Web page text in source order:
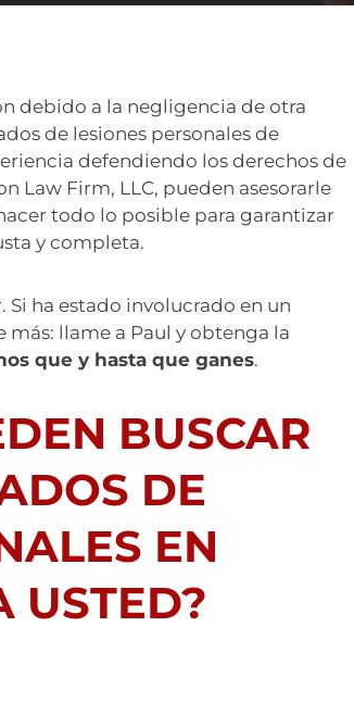
debido a la negligencia de otra
de lesiones personales de
defendiendo los derechos de
Law Firm, LLC, pueden asesorarle
todo lo posible para garantizar
y completa.
Si ha estado involucrado en un
más: llame a Paul y obtenga la
que y hasta que ganes.
BUSCAR
DE
EN
USTED?